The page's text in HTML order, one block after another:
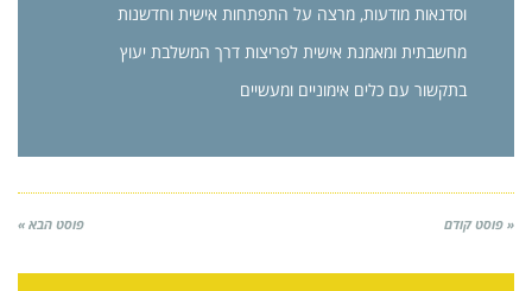
וסדנאות מודעות, מרצה על התפתחות אישית וחדשנות
מחשבתית ומאמנת אישית לפריצות דרך המשלבת יעוץ
בתקשור עם כלים אימוניים ומעשיים
« פוסט קודם פוסט הבא »